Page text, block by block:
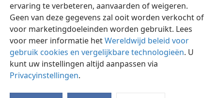
ervaring te verbeteren, aanvaarden of weigeren.
Geen van deze gegevens zal ooit worden verkocht of
voor marketingdoeleinden worden gebruikt. Lees
voor meer informatie hetWereldwijd beleid voor
gebruik cookies en vergelijkbare technologieën. U
kunt uw instellingen altijd aanpassen via
Privacyinstellingen.
Nederlands Delen Instellingen
Copyright © 2026 Watch Tower Bible and Tract Society of Pennsylvania
Gebruiksvoorwaarden Privacybeleid
Privacyinstellingen
JW.ORG
Inloggen